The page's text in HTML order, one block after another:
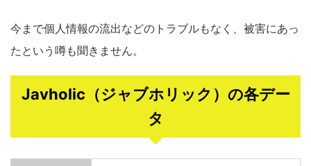
今まで個人情報の流出などのトラブルもなく、被害にあっ
たという噂も聞きません。
Javholic（ジャブホリック）の各デー
タ